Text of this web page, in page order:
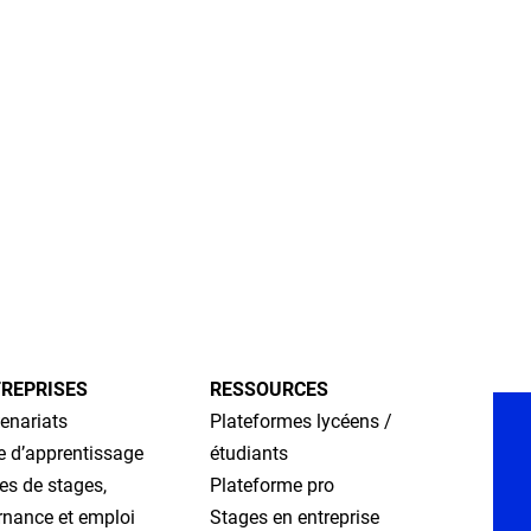
d’apprentissage
de stages,
et emploi
RESSOURCES
Plateformes lycéens /
étudiants
Plateforme pro
Stages en entreprise